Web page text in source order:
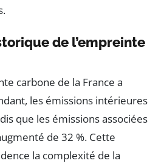
de l’empreinte
carbone de la France a
les émissions intérieures
que les émissions associées
de 32 %. Cette
la complexité de la